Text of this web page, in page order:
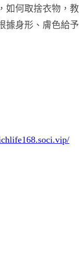
如何取捨衣物，教
據身形、膚色給予